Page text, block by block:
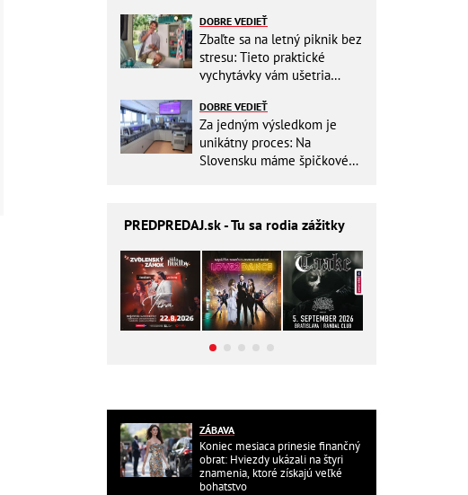
DOBRE VEDIEŤ
Zbaľte sa na letný piknik bez
stresu: Tieto praktické
vychytávky vám ušetria
DOBRE VEDIEŤ
Za jedným výsledkom je
unikátny proces: Na
Slovensku máme špičkové
PREDPREDAJ.sk - Tu sa rodia zážitky
ZÁBAVA
Koniec mesiaca prinesie finančný
obrat: Hviezdy ukázali na štyri
znamenia, ktoré získajú veľké
bohatstvo